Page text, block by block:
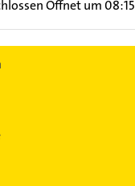
Öffnet um 08:15